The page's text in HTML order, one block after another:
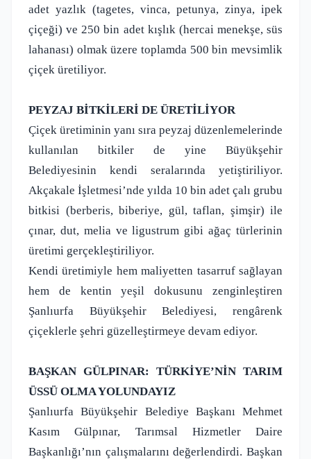
adet yazlık (tagetes, vinca, petunya, zinya, ipek
çiçeği) ve 250 bin adet kışlık (hercai menekşe, süs
lahanası) olmak üzere toplamda 500 bin mevsimlik
çiçek üretiliyor.
PEYZAJ BİTKİLERİ DE ÜRETİLİYOR
Çiçek üretiminin yanı sıra peyzaj düzenlemelerinde
kullanılan bitkiler de yine Büyükşehir
Belediyesinin kendi seralarında yetiştiriliyor.
Akçakale İşletmesi’nde yılda 10 bin adet çalı grubu
bitkisi (berberis, biberiye, gül, taflan, şimşir) ile
çınar, dut, melia ve ligustrum gibi ağaç türlerinin
üretimi gerçekleştiriliyor.
Kendi üretimiyle hem maliyetten tasarruf sağlayan
hem de kentin yeşil dokusunu zenginleştiren
Şanlıurfa Büyükşehir Belediyesi, rengârenk
çiçeklerle şehri güzelleştirmeye devam ediyor.
BAŞKAN GÜLPINAR: TÜRKİYE’NİN TARIM
ÜSSÜ OLMA YOLUNDAYIZ
Şanlıurfa Büyükşehir Belediye Başkanı Mehmet
Kasım Gülpınar, Tarımsal Hizmetler Daire
Başkanlığı’nın çalışmalarını değerlendirdi. Başkan